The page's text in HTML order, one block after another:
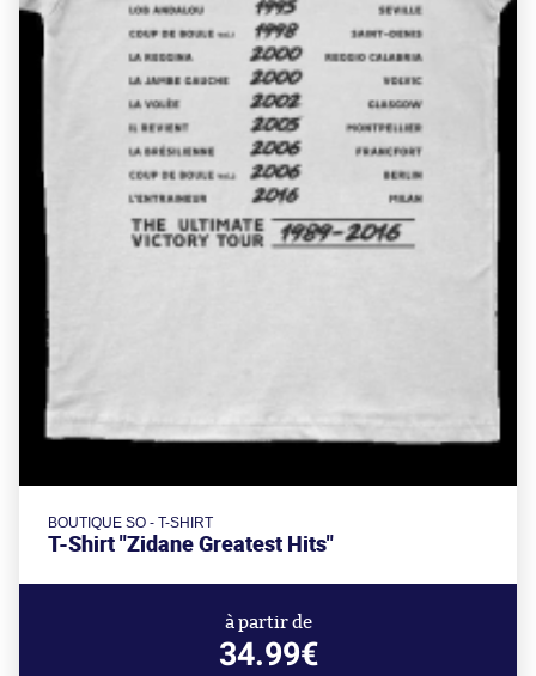
BOUTIQUE SO - T-SHIRT
T-Shirt "Zidane Greatest Hits"
à partir de
34.99€